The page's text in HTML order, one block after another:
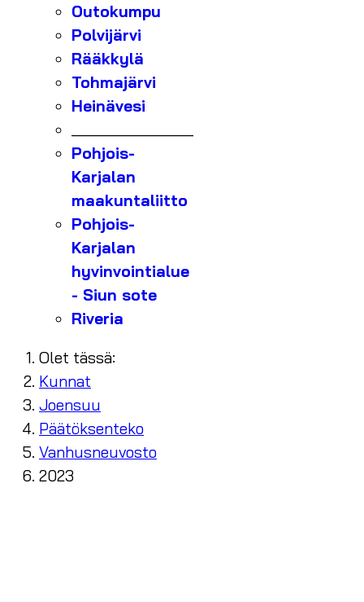
Outokumpu
Polvijärvi
Rääkkylä
Tohmajärvi
Heinävesi
Pohjois-
Karjalan
maakuntaliitto
Pohjois-
Karjalan
hyvinvointialue
- Siun sote
Riveria
Olet tässä:
Kunnat
Joensuu
Päätöksenteko
Vanhusneuvosto
2023